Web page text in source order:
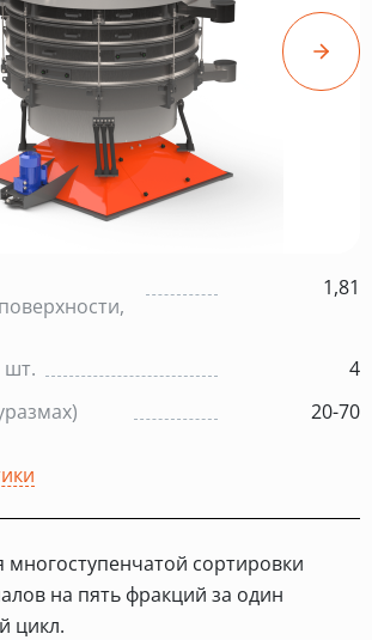
1,81
шт.
4
20-70
многоступенчатой сортировки
на пять фракций за один
цикл.